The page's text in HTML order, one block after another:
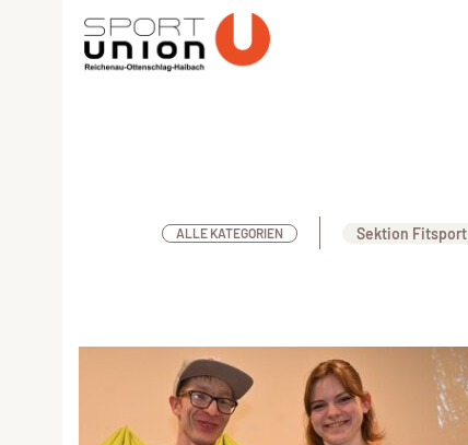
ALLE KATEGORIEN Sektion Fitsport